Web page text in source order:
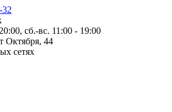
32
сб.-вс. 11:00 - 19:00
Октября, 44
сетях